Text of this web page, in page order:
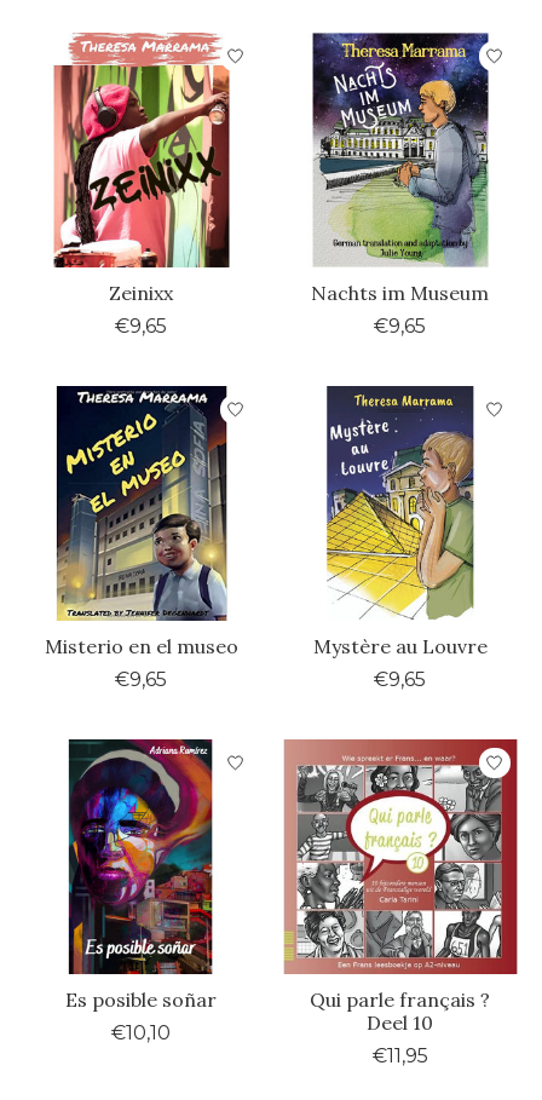
Zeinixx
€9,65
Nachts im Museum
€9,65
Misterio en el museo
€9,65
Mystère au Louvre
€9,65
Es posible soñar
€10,10
Qui parle français ?
Deel 10
€11,95